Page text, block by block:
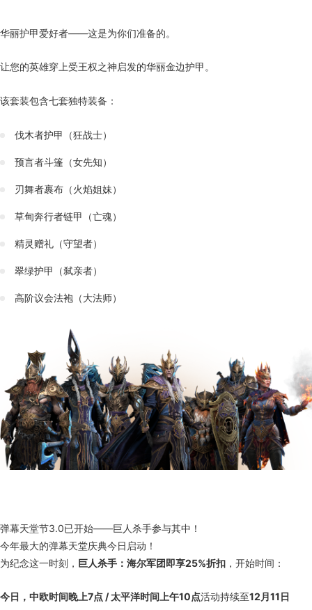
华丽护甲爱好者——这是为你们准备的。
让您的英雄穿上受王权之神启发的华丽金边护甲。
该套装包含七套独特装备：
伐木者护甲（狂战士）
预言者斗篷（女先知）
刃舞者裹布（火焰姐妹）
草甸奔行者链甲（亡魂）
精灵赠礼（守望者）
翠绿护甲（弑亲者）
高阶议会法袍（大法师）
弹幕天堂节3.0已开始——巨人杀手参与其中！
今年最大的弹幕天堂庆典今日启动！
为纪念这一时刻， 巨人杀手：海尔军团即享25%折扣 ，开始时间：
今日，中欧时间晚上7点 / 太平洋时间上午10点活动持续至12月11日